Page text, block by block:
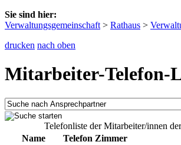
Sie sind hier:
Verwaltungsgemeinschaft > Rathaus >
drucken nach oben
Mitarbeiter-Telefon-
Telefonliste der Mitarbeiter/innen
Name
Telefon Zimmer